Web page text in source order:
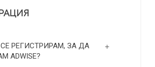
РЕГИСТРИРАМ, ЗА ДА
ADWISE?